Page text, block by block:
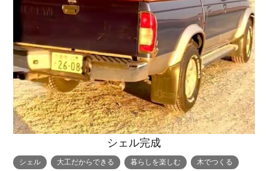
シェル完成
シェル 大工だからできる 暮らしを楽しむ
木でつくる